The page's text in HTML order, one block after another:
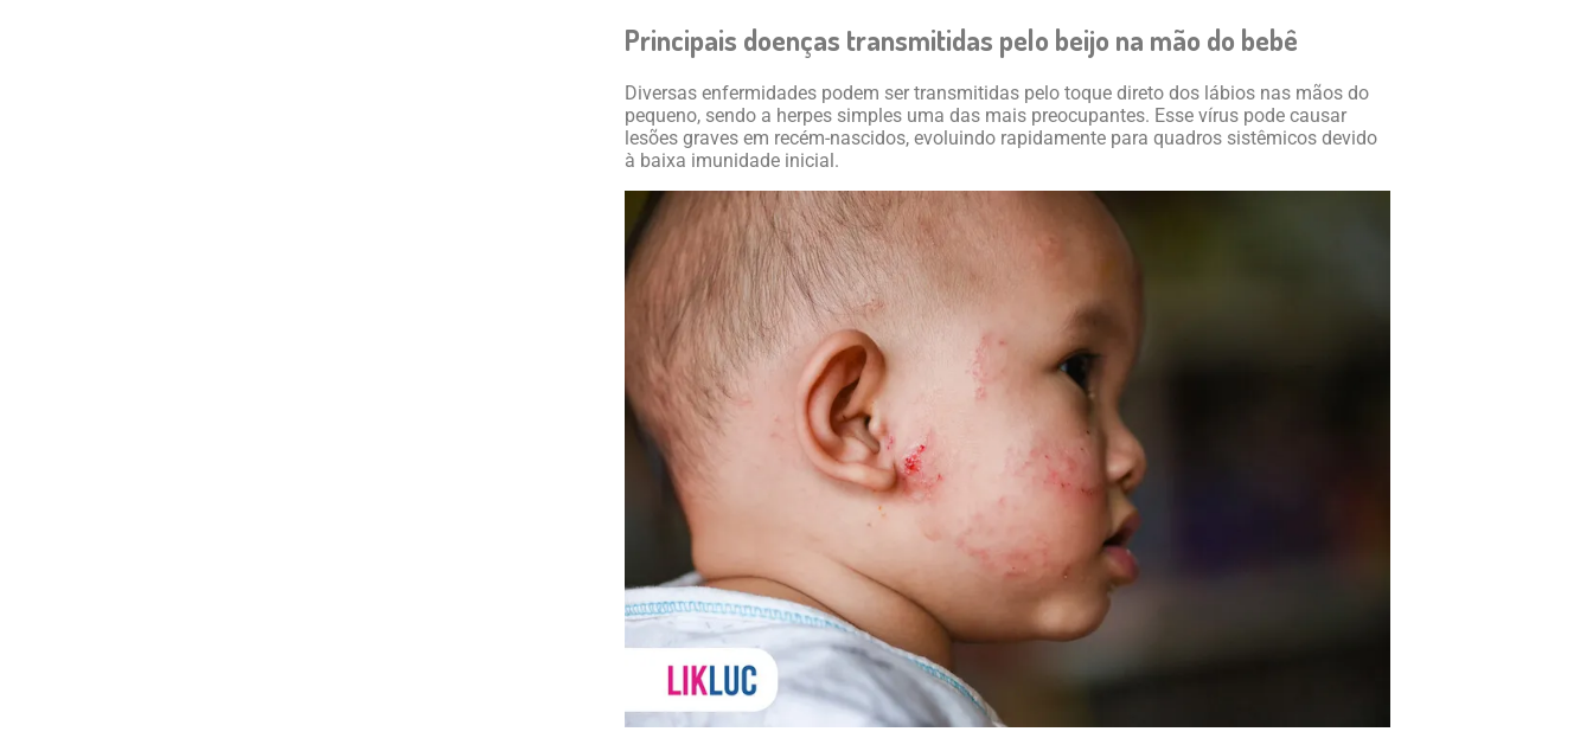
Principais doenças transmitidas pelo beijo na mão do bebê
Diversas enfermidades podem ser transmitidas pelo toque direto dos lábios nas mãos do
pequeno, sendo a herpes simples uma das mais preocupantes. Esse vírus pode causar
lesões graves em recém-nascidos, evoluindo rapidamente para quadros sistêmicos devido
à baixa imunidade inicial.